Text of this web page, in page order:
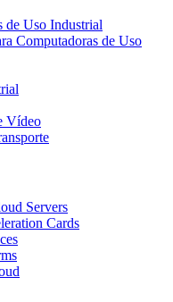
de Uso Industrial
Computadoras de Uso
Vídeo
Servers
Cards